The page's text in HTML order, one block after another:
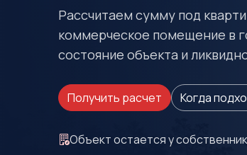
Рассчитаем сумму под
коммерческое помещение в
состояние объекта и
Получить расчет Когда
Объект остается у